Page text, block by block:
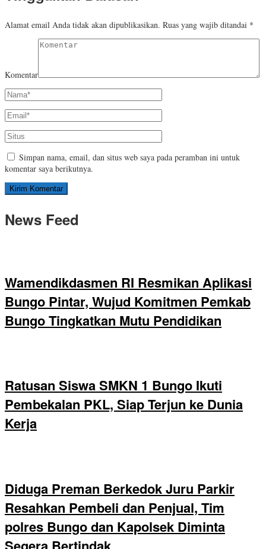
Alamat email Anda tidak akan dipublikasikan. Ruas yang wajib ditandai *
Komentar
Simpan nama, email, dan situs web saya pada peramban ini untuk
komentar saya berikutnya.
News Feed
Wamendikdasmen RI Resmikan Aplikasi
Bungo Pintar, Wujud Komitmen Pemkab
Bungo Tingkatkan Mutu Pendidikan
Ratusan Siswa SMKN 1 Bungo Ikuti
Pembekalan PKL, Siap Terjun ke Dunia
Kerja
Diduga Preman Berkedok Juru Parkir
Resahkan Pembeli dan Penjual, Tim
polres Bungo dan Kapolsek Diminta
Segera Bertindak